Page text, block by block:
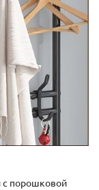
с порошковой